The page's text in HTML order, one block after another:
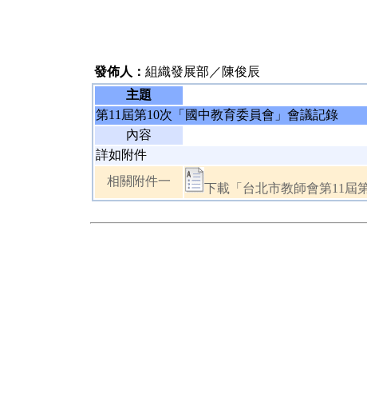
發佈人： 組織發展部／陳俊辰
主題
第11屆第10次「國中教育委員會」會議記錄
內容
詳如附件
相關附件一
下載「台北市教師會第11屆